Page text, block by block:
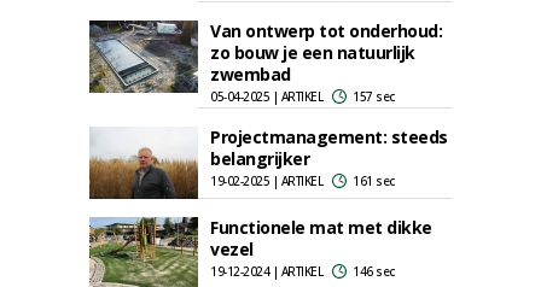
Van ontwerp tot onderhoud:
zo bouw je een natuurlijk
zwembad
05-04-2025 | ARTIKEL 157 sec
Projectmanagement: steeds
belangrijker
19-02-2025 | ARTIKEL 161 sec
Functionele mat met dikke
vezel
19-12-2024 | ARTIKEL 146 sec